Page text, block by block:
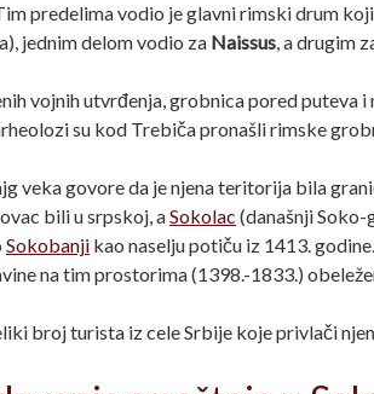
predelima vodio je glavni rimski drum
jednim delom vodio za Naissus, a drugim
vojnih utvrđenja, grobnica pored puteva
su kod Trebiča pronašli rimske
veka govore da je njena teritorija bila
bili u srpskoj, aSokolac (današnji
Sokobanji kao naselju potiču iz 1413.
na tim prostorima (1398.-1833.)
broj turista iz cele Srbije koje privlači